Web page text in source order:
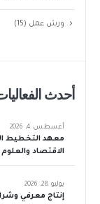
ورش عمل (15)
أحدث
معهد التخطيط
الاقتصاد
أغسطس 4, 2026
إنتاج معرفي
يوليو 28, 2026